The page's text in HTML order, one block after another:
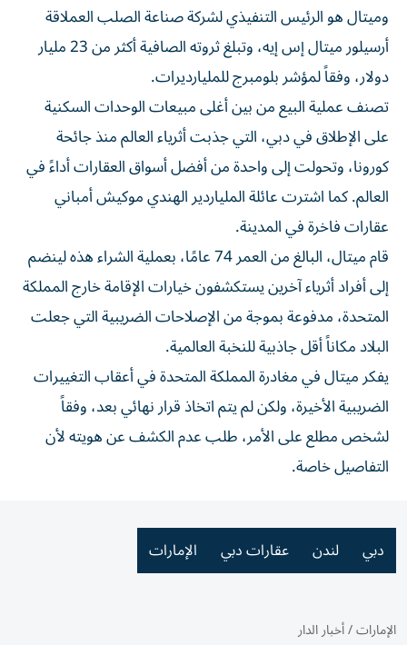
وميتال هو الرئيس التنفيذي لشركة صناعة الصلب العملاقة
أرسيلور ميتال إس إيه، وتبلغ ثروته الصافية أكثر من 23 مليار
دولار، وفقاً لمؤشر بلومبرج للمليارديرات.
تصنف عملية البيع من بين أغلى مبيعات الوحدات السكنية
على الإطلاق في دبي، التي جذبت أثرياء العالم منذ جائحة
كورونا، وتحولت إلى واحدة من أفضل أسواق العقارات أداءً في
العالم. كما اشترت عائلة الملياردير الهندي موكيش أمباني
عقارات فاخرة في المدينة.
قام ميتال، البالغ من العمر 74 عامًا، بعملية الشراء هذه لينضم
إلى أفراد أثرياء آخرين يستكشفون خيارات الإقامة خارج المملكة
المتحدة، مدفوعة بموجة من الإصلاحات الضريبية التي جعلت
البلاد مكاناً أقل جاذبية للنخبة العالمية.
يفكر ميتال في مغادرة المملكة المتحدة في أعقاب التغييرات
الضريبية الأخيرة، ولكن لم يتم اتخاذ قرار نهائي بعد، وفقاً
لشخص مطلع على الأمر، طلب عدم الكشف عن هويته لأن
التفاصيل خاصة.
دبي لندن عقارات دبي الإمارات
الإمارات/أخبار الدار